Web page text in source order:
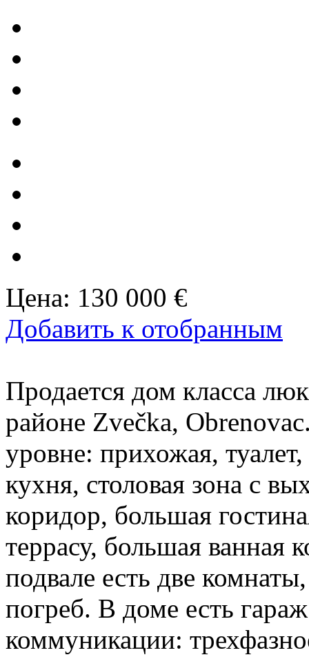
Цена: 130 000 €
Добавить к отобранным
Продается дом класса
районе Zvečka,
уровне: прихожая,
кухня, столовая зона с
коридор, большая
террасу, большая ванная
подвале есть две
погреб. В доме есть
коммуникации: